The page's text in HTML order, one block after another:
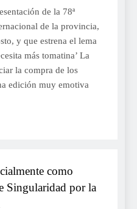
de la 78ª
de la provincia,
y que estrena el lema
más tomatina’ La
la compra de los
edición muy emotiva
como
Singularidad por la